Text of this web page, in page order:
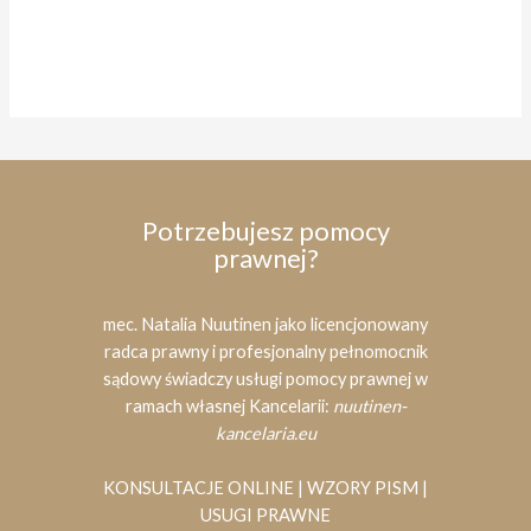
Potrzebujesz pomocy
prawnej?
mec. Natalia Nuutinen jako licencjonowany
radca prawny i profesjonalny pełnomocnik
sądowy świadczy usługi pomocy prawnej w
ramach własnej Kancelarii: nuutinen-
kancelaria.eu
KONSULTACJE ONLINE | WZORY PISM |
USUGI PRAWNE